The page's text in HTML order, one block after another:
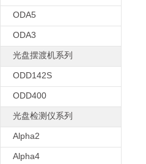
ODA5
ODA3
光盘摆渡机系列
ODD142S
ODD400
光盘检测仪系列
Alpha2
Alpha4